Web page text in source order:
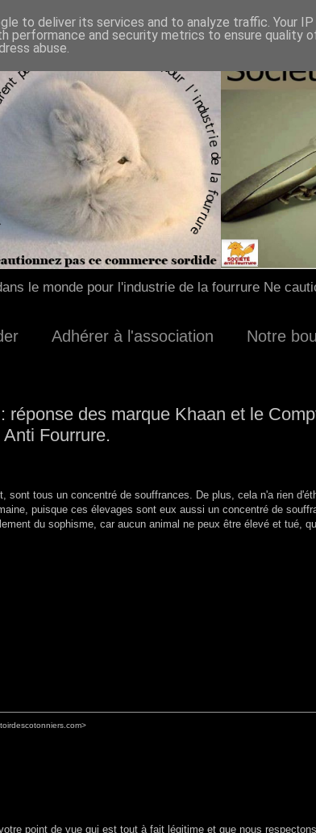
le monde pour l'industrie de la fourrure Ne
Adhérer à l'association Notre
réponse des marque Khaan et le
Fourrure.
sont tous un concentré de souffrances. De plus, cela n'a rien
puisque ces élevages sont eux aussi un concentré de
du sophisme, car aucun animal ne peux être élevé et tué,
point de vue qui est tout à fait légitime et que nous
to deliver its services and to analyze traffic. Your
performance and security metrics to ensure quality
abuse.